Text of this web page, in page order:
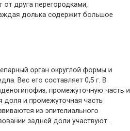
от друга перегородками,
долька содержит большое
орган округлой формы и
Вес его составляет 0,5 г. В
промежуточную часть и
и промежуточная часть
из эпителиального
задней доли участвуют…